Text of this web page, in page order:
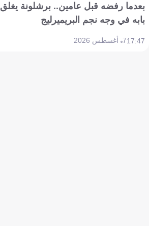
بعدما رفضه قبل عامين.. برشلونة يغلق
بابه في وجه نجم البريميرليج
17:477 أغسطس 2026